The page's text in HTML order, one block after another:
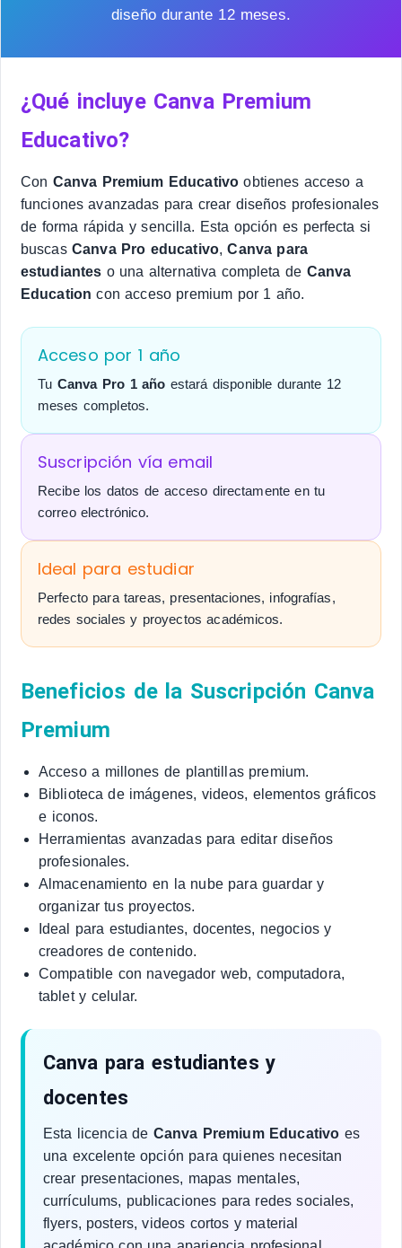
diseño durante 12 meses.
¿Qué incluye Canva Premium
Educativo?
Con Canva Premium Educativoobtienes acceso a
funciones avanzadas para crear diseños profesionales
de forma rápida y sencilla. Esta opción es perfecta si
buscasCanva Pro educativo,Canva para
estudiantes o una alternativa completa de Canva
Education con acceso premium por 1 año.
Acceso por 1 año
Tu Canva Pro 1 año estará disponible durante 12
meses completos.
Suscripción vía email
Recibe los datos de acceso directamente en tu
correo electrónico.
Ideal para estudiar
Perfecto para tareas, presentaciones, infografías,
redes sociales y proyectos académicos.
Beneficios de la Suscripción Canva
Premium
Acceso a millones de plantillas premium.
Biblioteca de imágenes, videos, elementos gráficos
e iconos.
Herramientas avanzadas para editar diseños
profesionales.
Almacenamiento en la nube para guardar y
organizar tus proyectos.
Ideal para estudiantes, docentes, negocios y
creadores de contenido.
Compatible con navegador web, computadora,
tablet y celular.
Canva para estudiantes y
docentes
Esta licencia de Canva Premium Educativo es
una excelente opción para quienes necesitan
crear presentaciones, mapas mentales,
currículums, publicaciones para redes sociales,
flyers, posters, videos cortos y material